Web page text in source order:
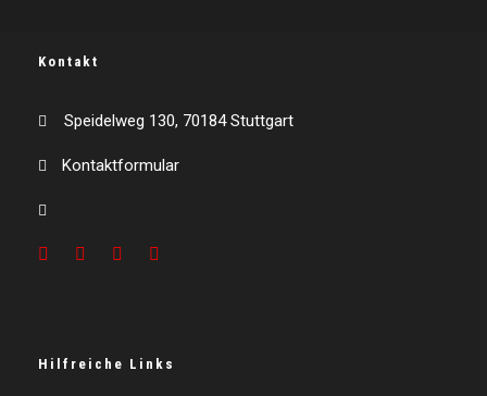
Kontakt
Speidelweg 130, 70184 Stuttgart
Kontaktformular
Hilfreiche Links